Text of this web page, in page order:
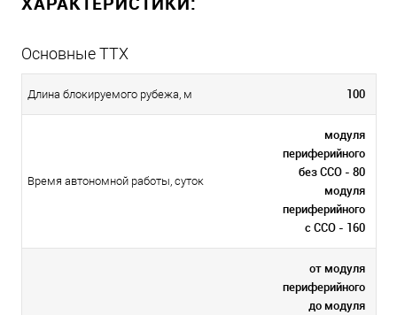
Основные ТТХ
Длина блокируемого рубежа, м 100
Время автономной работы, суток
модуля
периферийного
без ССО - 80
модуля
периферийного
с ССО - 160
от модуля
периферийного
до модуля